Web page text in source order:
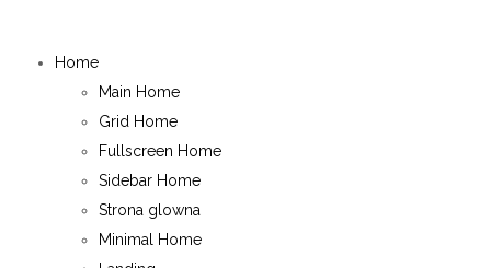
Home
Main Home
Grid Home
Fullscreen Home
Sidebar Home
Strona glowna
Minimal Home